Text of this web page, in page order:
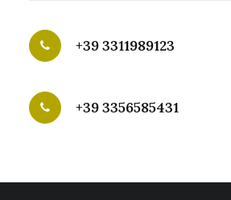
+39 3311989123
+39 3356585431